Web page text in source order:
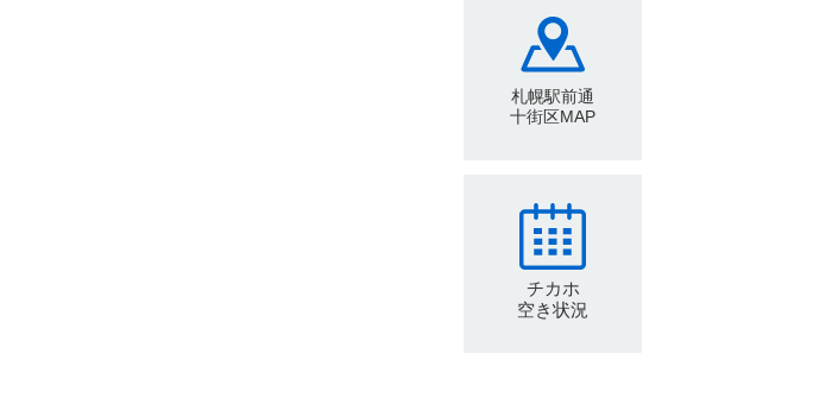
札幌駅前通
十街区MAP
チカホ
空き状況